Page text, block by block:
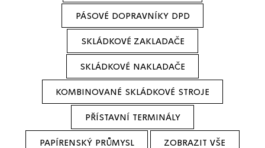
PÁSOVÉ DOPRAVNÍKY DPD
SKLÁDKOVÉ ZAKLADAČE
SKLÁDKOVÉ NAKLADAČE
KOMBINOVANÉ SKLÁDKOVÉ STROJE
PŘÍSTAVNÍ TERMINÁLY
PAPÍRENSKÝ PRŮMYSL ZOBRAZIT VŠE